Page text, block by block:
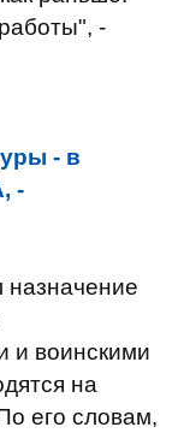
-
- в
-
назначение
и воинскими
на
его словам,